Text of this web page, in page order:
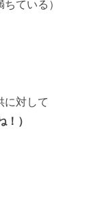
ている）
に対して
）